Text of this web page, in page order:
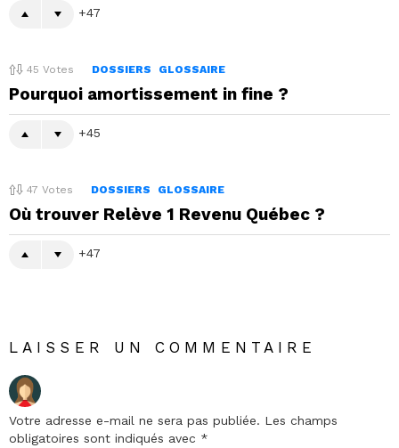
47
45 Votes DOSSIERS GLOSSAIRE
Pourquoi amortissement in fine ?
45
47 Votes DOSSIERS GLOSSAIRE
Où trouver Relève 1 Revenu Québec ?
47
LAISSER UN COMMENTAIRE
Votre adresse e-mail ne sera pas publiée. Les champs
obligatoires sont indiqués avec *